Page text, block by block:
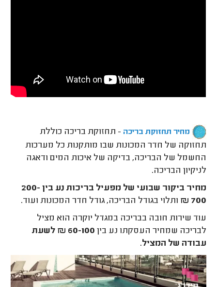
מחיר תחזוקת בריכה - תחזוקת בריכה כוללת
תחזוקה של חדר המכונות שבו מותקנות כל מערכות
החשמל של הבריכה, בדיקה של איכות המים ודאגה
לניקיון הבריכה.
מחיר ביקור שבועי של מפעיל בריכות נע בין 200-
700 ₪
ותלוי בגודל הבריכה, גודל חדר המכונות ועוד.
עוד שירות חובה בבריכה במגדל יוקרה הוא מציל
לבריכה שמחיר העסקתו נע בין
60-100 ₪ לשעת
עבודה של המציל.